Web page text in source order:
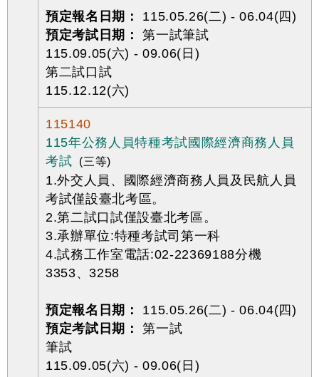
預定報名日期：
115.05.26(二) - 06.04(四)
預定考試日期：
第一試筆試
115.09.05(六) - 09.06(日)
第二試口試
115.12.12(六)
115140
115年公務人員特種考試國際經濟商務人員
考試
(三等)
1.外交人員、國際經濟商務人員及民航人員
考試僅設臺北考區。
2.第二試口試僅設臺北考區。
3.承辦單位:特種考試司第一科
4.試務工作室電話:02-22369188分機
3353、3258
預定報名日期：
115.05.26(二) - 06.04(四)
預定考試日期：
第一試
筆試
115.09.05(六) - 09.06(日)